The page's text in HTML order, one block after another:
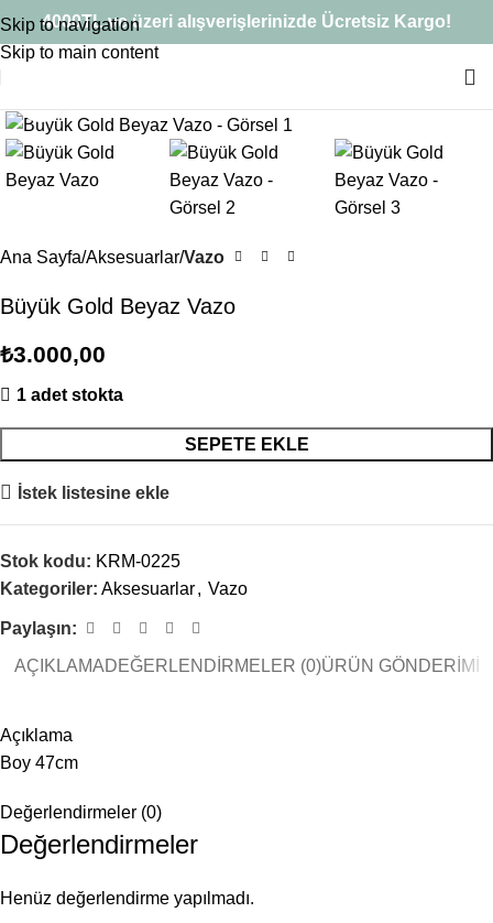
Skip to navigation
Skip to main content
4000TL ve üzeri alışverişlerinizde Ücretsiz Kargo!
Ana Sayfa Aksesuarlar Vazo
Büyük Gold Beyaz Vazo
₺3.000,00
1 adet stokta
SEPETE EKLE
İstek listesine ekle
Stok kodu: KRM-0225
Kategoriler: Aksesuarlar, Vazo
Paylaşın:
AÇIKLAMADEĞERLENDIRMELER (0)ÜRÜN GÖNDERIMI
Açıklama
Boy 47cm
Değerlendirmeler (0)
Değerlendirmeler
Henüz değerlendirme yapılmadı.
Sepetinizdeki 2. Ürün Şimdi %50 İndirimli!